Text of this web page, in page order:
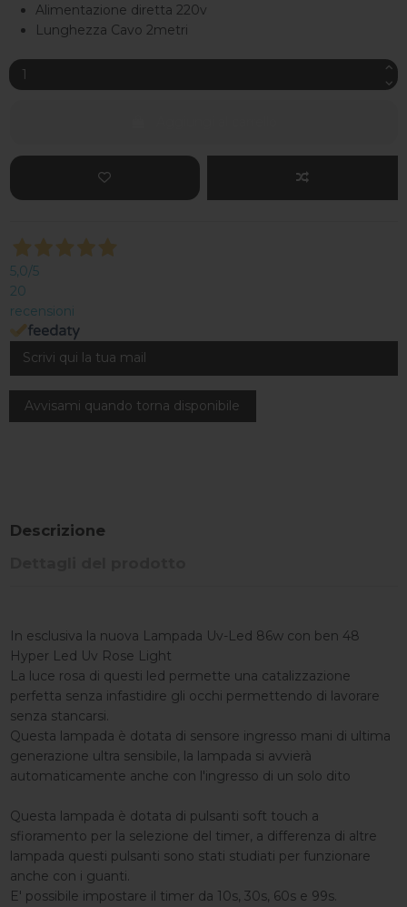
Alimentazione diretta 220v
Lunghezza Cavo 2metri
5,0/5
20
recensioni
Descrizione
In esclusiva la nuova Lampada Uv-Led 86w con ben 48
Hyper Led Uv Rose Light
La luce rosa di questi led permette una catalizzazione
perfetta senza infastidire gli occhi permettendo di lavorare
senza stancarsi.
Questa lampada è dotata di sensore ingresso mani di ultima
generazione ultra sensibile, la lampada si avvierà
automaticamente anche con l'ingresso di un solo dito
Questa lampada è dotata di pulsanti soft touch a
sfioramento per la selezione del timer, a differenza di altre
lampada questi pulsanti sono stati studiati per funzionare
anche con i guanti.
E' possibile impostare il timer da 10s, 30s, 60s e 99s.